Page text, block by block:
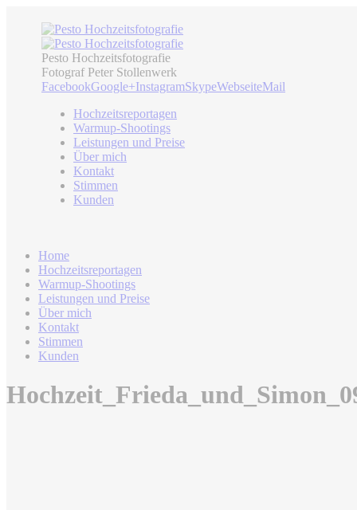
Pesto Hochzeitsfotografie
Fotograf Peter Stollenwerk
FacebookGoogle+InstagramSkypeWebseiteMail
Hochzeitsreportagen
Warmup-Shootings
Leistungen und Preise
Über mich
Kontakt
Stimmen
Kunden
Home
Hochzeitsreportagen
Warmup-Shootings
Leistungen und Preise
Über mich
Kontakt
Stimmen
Kunden